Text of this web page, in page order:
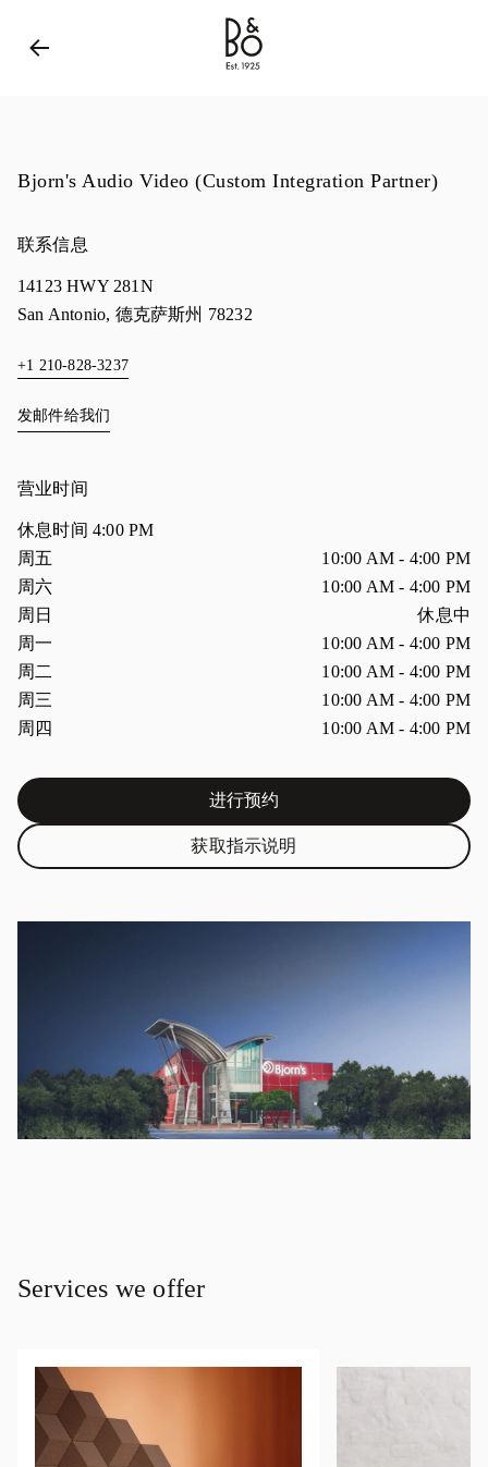
Bang & Olufsen - Exist to Create
Bjorn's Audio Video (Custom Integration Partner)
联系信息
14123 HWY 281N
San Antonio, 德克萨斯州 78232
+1 210-828-3237
发邮件给我们
营业时间
休息时间 4:00 PM
星期
周五 10:00 AM- 4:00 PM
周六
10:00 AM- 4:00 PM
周日
休息中
周一
10:00 AM- 4:00 PM
周二
10:00 AM- 4:00 PM
周三
10:00 AM- 4:00 PM
周四
10:00 AM- 4:00 PM
进行预约Link Opens in New Tab
获取指示说明Link Opens in New Tab
Services we offer